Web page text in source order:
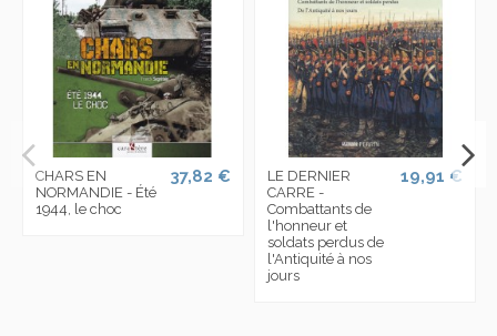
CHARS EN
NORMANDIE - Été
1944, le choc
37,82 €
LE DERNIER
CARRE -
Combattants de
l'honneur et
soldats perdus de
l'Antiquité à nos
jours
19,91 €